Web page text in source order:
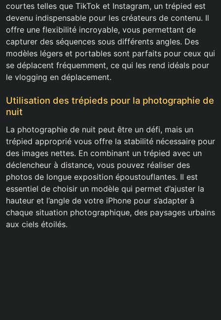
courtes telles que TikTok et Instagram, un trépied est
devenu indispensable pour les créateurs de contenu. Il
offre une flexibilité incroyable, vous permettant de
capturer des séquences sous différents angles. Des
modèles légers et portables sont parfaits pour ceux qui
se déplacent fréquemment, ce qui les rend idéals pour
le vlogging en déplacement.
Utilisation des trépieds pour la photographie de
nuit
La photographie de nuit peut être un défi, mais un
trépied approprié vous offre la stabilité nécessaire pour
des images nettes. En combinant un trépied avec un
déclencheur à distance, vous pouvez réaliser des
photos de longue exposition époustouflantes. Il est
essentiel de choisir un modèle qui permet d’ajuster la
hauteur et l’angle de votre iPhone pour s’adapter à
chaque situation photographique, des paysages urbains
aux ciels étoilés.